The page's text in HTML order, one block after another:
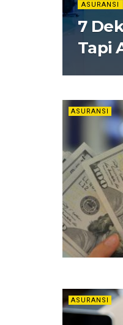
ASURANSI
7
Tapi
ASURANSI
ASURANSI